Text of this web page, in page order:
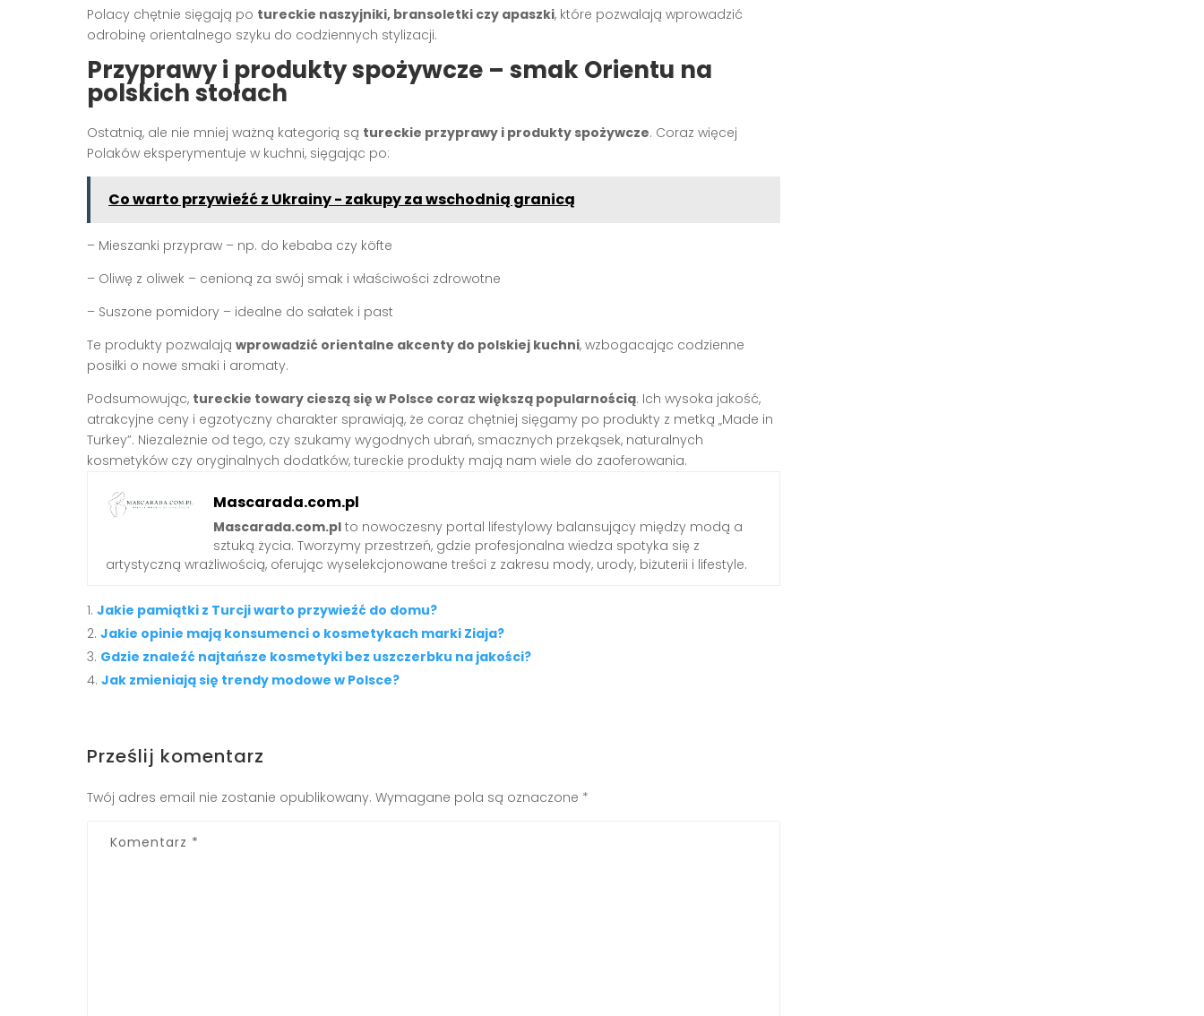
Polacy chętnie sięgają po tureckie naszyjniki, bransoletki czy apaszki, które pozwalają wprowadzić
odrobinę orientalnego szyku do codziennych stylizacji.
Przyprawy i produkty spożywcze – smak Orientu na
polskich stołach
Ostatnią, ale nie mniej ważną kategorią są tureckie przyprawy i produkty spożywcze. Coraz więcej
Polaków eksperymentuje w kuchni, sięgając po:
Co warto przywieźć z Ukrainy - zakupy za wschodnią granicą
– Mieszanki przypraw – np. do kebaba czy köfte
– Oliwę z oliwek – cenioną za swój smak i właściwości zdrowotne
– Suszone pomidory – idealne do sałatek i past
Te produkty pozwalają wprowadzić orientalne akcenty do polskiej kuchni, wzbogacając codzienne
posiłki o nowe smaki i aromaty.
Podsumowując, tureckie towary cieszą się w Polsce coraz większą popularnością. Ich wysoka jakość,
atrakcyjne ceny i egzotyczny charakter sprawiają, że coraz chętniej sięgamy po produkty z metką „Made in
Turkey”. Niezależnie od tego, czy szukamy wygodnych ubrań, smacznych przekąsek, naturalnych
kosmetyków czy oryginalnych dodatków, tureckie produkty mają nam wiele do zaoferowania.
Mascarada.com.pl
Mascarada.com.pl to nowoczesny portal lifestylowy balansujący między modą a
sztuką życia. Tworzymy przestrzeń, gdzie profesjonalna wiedza spotyka się z
artystyczną wrażliwością, oferując wyselekcjonowane treści z zakresu mody, urody, biżuterii i lifestyle.
Jakie pamiątki z Turcji warto przywieźć do domu?
Jakie opinie mają konsumenci o kosmetykach marki Ziaja?
Gdzie znaleźć najtańsze kosmetyki bez uszczerbku na jakości?
Jak zmieniają się trendy modowe w Polsce?
Prześlij komentarz
Twój adres email nie zostanie opublikowany. Wymagane pola są oznaczone *